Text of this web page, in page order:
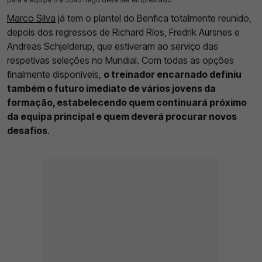
Marco Silva já tem o plantel do Benfica totalmente reunido,
depois dos regressos de Richard Ríos, Fredrik Aursnes e
Andreas Schjelderup, que estiveram ao serviço das
respetivas seleções no Mundial. Com todas as opções
finalmente disponíveis, o treinador encarnado definiu
também o futuro imediato de vários jovens da
formação, estabelecendo quem continuará próximo
da equipa principal e quem deverá procurar novos
desafios.